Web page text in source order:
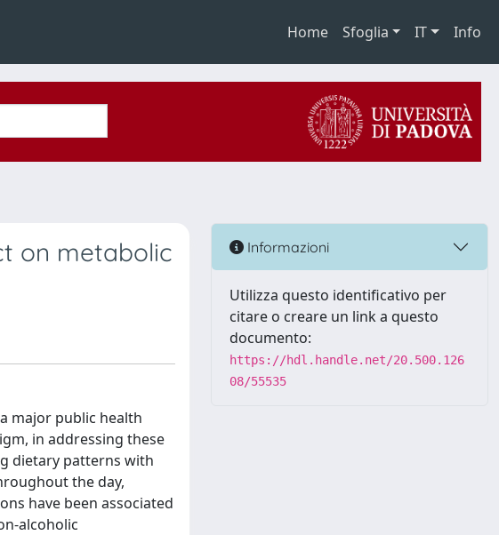
Home Sfoglia IT Info
on metabolic
major public health
in addressing these
dietary patterns with
the day,
have been associated
alcoholic
Informazioni
Utilizza questo identificativo per
citare o creare un link a questo
documento:
https://hdl.handle.net/20.500.126
08/55535